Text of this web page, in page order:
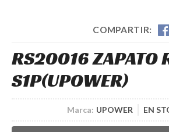
COMPARTIR:
RS20016 ZAPATO
S1P(UPOWER)
Marca: UPOWER EN